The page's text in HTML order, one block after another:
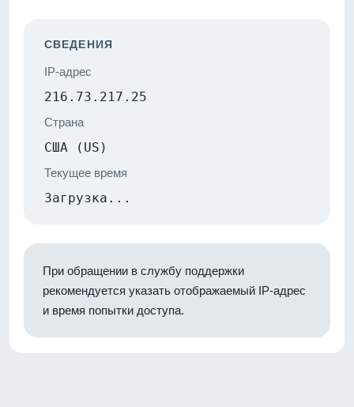
СВЕДЕНИЯ
IP-адрес
216.73.217.25
Страна
США (US)
Текущее время
Загрузка...
При обращении в службу поддержки
рекомендуется указать отображаемый IP-адрес
и время попытки доступа.